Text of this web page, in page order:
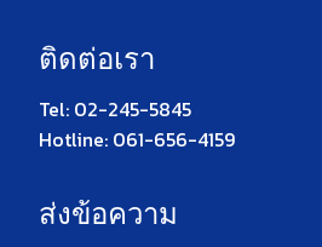
ติดต่อเรา
Tel: 02-245-5845
Hotline: 061-656-4159
ส่งข้อความ